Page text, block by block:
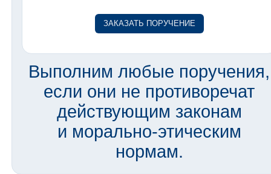
ЗАКАЗАТЬ ПОРУЧЕНИЕ
Выполним любые поручения,
если они не противоречат
действующим законам
и морально-этическим
нормам.